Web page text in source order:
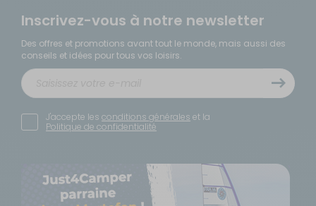
Inscrivez-vous à notre newsletter
Des offres et promotions avant tout le monde, mais aussi des
conseils et idées pour tous vos loisirs.
J'accepte les conditions générales et la
Politique de confidentialité